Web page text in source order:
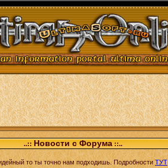
..::Новости с Форума::..
то ты точно нам подходишь. ПодробностиТУТ